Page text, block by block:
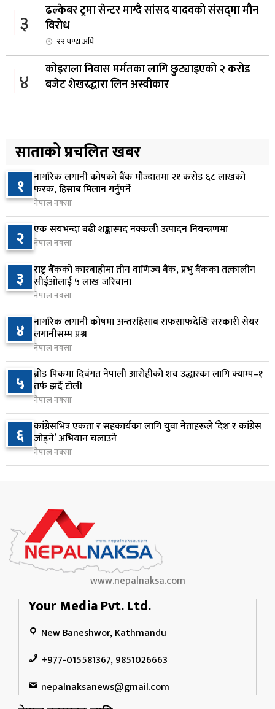
३
ढल्केबर ट्रमा सेन्टर माग्दै सांसद यादवको संसद्‌मा मौन
विरोध
२२ घण्टा अघि
४
कोइराला निवास मर्मतका लागि छुट्याइएको २ करोड
बजेट शेखरद्धारा लिन अस्वीकार
५
ठक्कर दिँदा किशोरको मृत्यु
२३ घण्टा अघि
६
प्रतिनिधिसभा बैठक बस्दै , पाँच विधेयक र प्रतिवेदन
प्रस्तुत हुने
२३ घण्टा अघि
७
आज बस्ने भनिएको राष्ट्रिय सभाको बैठक बुधबारका लागि
सर्‍यो
१ दिन अघि
८
वीरगञ्जमा ट्यांकरको सिल खोलेर तेल निकाल्ने सात जना
रंगेहात पक्राउ
१ दिन अघि
९
जन्मसिद्ध नागरिकता कडा बनाउने ट्रम्पको नयाँ प्रयास, दुई
कार्यकारी आदेश जारी
१ दिन अघि
१० राप्रपाको निर्णय: बागमती प्रदेश सरकारमा सहभागी नहुने
१ दिन अघि
साताको प्रचलित खबर
१ नागरिक लगानी कोषको बैंक मौज्दातमा २१ करोड ६८ लाखको
फरक, हिसाब मिलान गर्नुपर्ने
नेपाल नक्सा
२ एक सयभन्दा बढी शङ्कास्पद नक्कली उत्पादन नियन्त्रणमा
नेपाल नक्सा
३ राष्ट्र बैंकको कारबाहीमा तीन वाणिज्य बैंक, प्रभु बैंकका तत्कालीन
सीईओलाई ५ लाख जरिवाना
नेपाल नक्सा
४ नागरिक लगानी कोषमा अन्तरहिसाब राफसाफदेखि सरकारी सेयर
लगानीसम्म प्रश्न
नेपाल नक्सा
५ ब्रोड पिकमा दिवंगत नेपाली आरोहीको शव उद्धारका लागि क्याम्प–१
तर्फ झर्दै टोली
नेपाल नक्सा
६ कांग्रेसभित्र एकता र सहकार्यका लागि युवा नेताहरूले ‘देश र कांग्रेस
जोड्ने’ अभियान चलाउने
नेपाल नक्सा
www.nepalnaksa.com
Your Media Pvt. Ltd.
New Baneshwor, Kathmandu
+977-015581367, 9851026663
nepalnaksanews@gmail.com